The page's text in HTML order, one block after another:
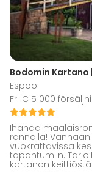
Bodomin Kartano
Espoo
Fr. € 5 000
Ihanaa
rannalla!
vuokrattavissa
tapahtumiin.
kartanon keittiöstä!